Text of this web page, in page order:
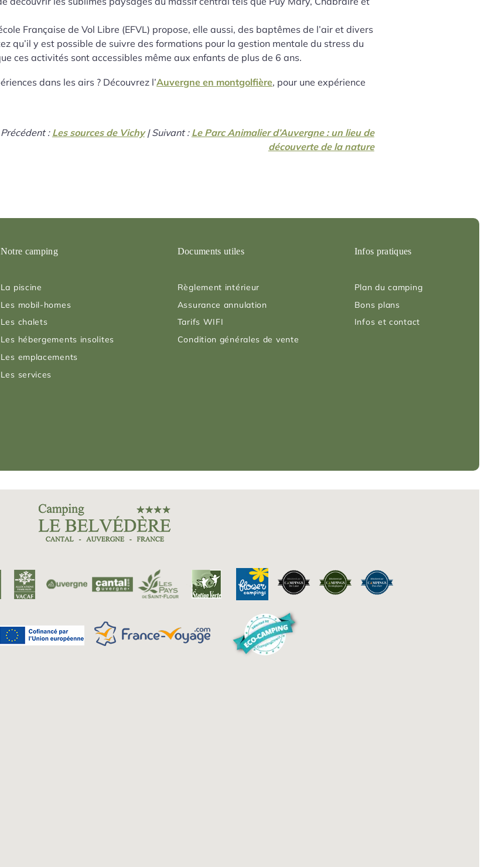
Française de Vol Libre (EFVL) propose, elle aussi, des baptêmes de l’air et divers
qu’il y est possible de suivre des formations pour la gestion mentale du stress du
ces activités sont accessibles même aux enfants de plus de 6 ans.
dans les airs ? Découvrez l’Auvergne en montgolfière, pour une expérience
: Les sources de Vichy| Suivant : Le Parc Animalier d’Auvergne : un lieu de
découverte de la nature
Notre camping
La piscine
Les mobil-homes
Les chalets
Les hébergements insolites
Les emplacements
Les services
Documents utiles
Règlement intérieur
Assurance annulation
Tarifs WIFI
Condition générales de vente
Infos pratiques
Plan du camping
Bons plans
Infos et contact